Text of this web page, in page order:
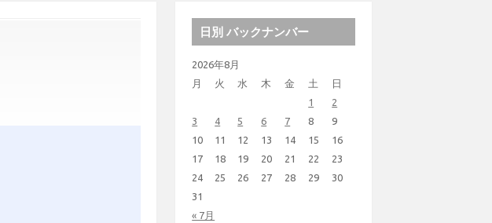
日別 バックナンバー
2026年8月
月
火 水 木 金 土 日
« 7月
1
2
3
4 5 6 7 8
9
10
11 12 13 14 15
16
17
18 19 20 21 22
23
24
25 26 27 28 29
30
31